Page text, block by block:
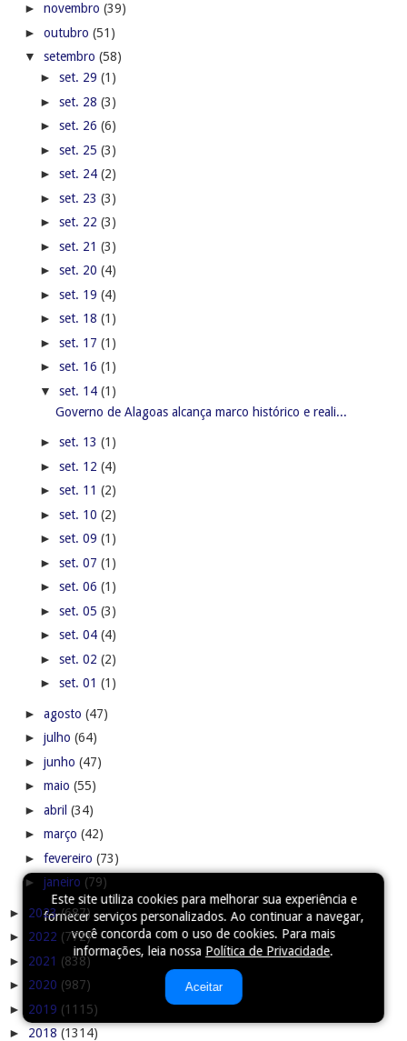
Este site utiliza cookies para melhorar sua experiência e
fornecer serviços personalizados. Ao continuar a navegar,
você concorda com o uso de cookies. Para mais
informações, leia nossa Política de Privacidade.
Aceitar
► novembro (39)
► outubro (51)
▼ setembro (58)
► set. 29 (1)
► set. 28 (3)
► set. 26 (6)
► set. 25 (3)
► set. 24 (2)
► set. 23 (3)
► set. 22 (3)
► set. 21 (3)
► set. 20 (4)
► set. 19 (4)
► set. 18 (1)
► set. 17 (1)
► set. 16 (1)
▼ set. 14 (1)
Governo de Alagoas alcança marco histórico e reali...
► set. 13 (1)
► set. 12 (4)
► set. 11 (2)
► set. 10 (2)
► set. 09 (1)
► set. 07 (1)
► set. 06 (1)
► set. 05 (3)
► set. 04 (4)
► set. 02 (2)
► set. 01 (1)
► agosto (47)
► julho (64)
► junho (47)
► maio (55)
► abril (34)
► março (42)
► fevereiro (73)
► janeiro (79)
► 2023(687)
► 2022 (772)
► 2021 (838)
► 2020 (987)
► 2019 (1115)
► 2018 (1314)